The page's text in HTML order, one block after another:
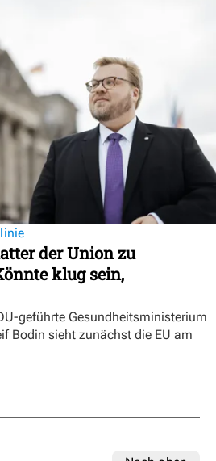
der Union zu
klug sein,
geführte Gesundheitsministerium
Bodin sieht zunächst die EU am